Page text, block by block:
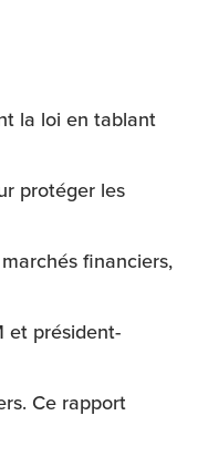
la loi en tablant
protéger les
financiers,
et président-
Ce rapport